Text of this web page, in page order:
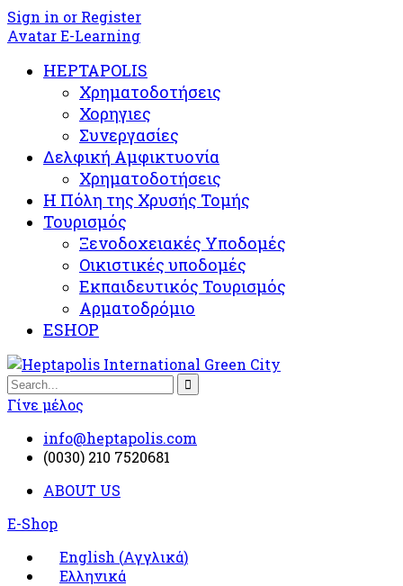
Sign in or Register
Avatar E-Learning
HEPTAPOLIS
Χρηματοδοτήσεις
Χορηγιες
Συνεργασίες
Δελφική Αμφικτυονία
Χρηματοδοτήσεις
Η Πόλη της Χρυσής Τομής
Τουρισμός
Ξενοδοχειακές Υποδομές​
Oικιστικές υποδομές
Εκπαιδευτικός Τουρισμός
Αρματοδρόμιο
ESHOP
Γίνε μέλος
info@heptapolis.com
(0030) 210 7520681
ABOUT US
E-Shop
English (Αγγλικά)
Ελληνικά